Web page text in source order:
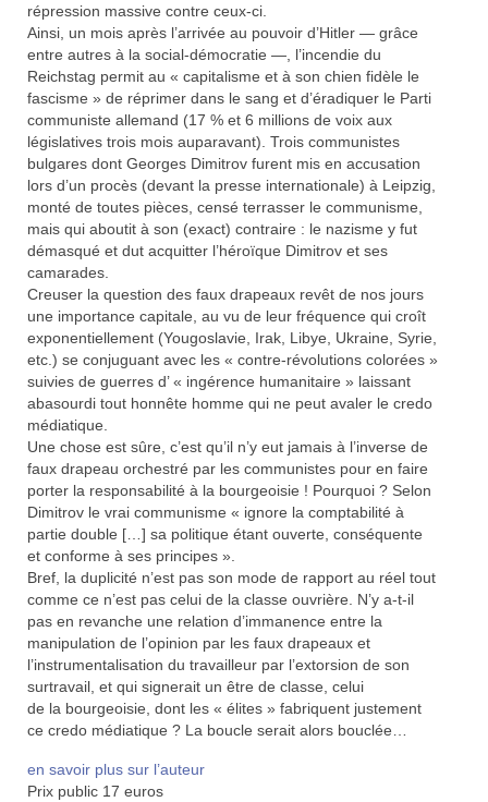
répression massive contre ceux-ci.
Ainsi, un mois après l’arrivée au pouvoir d’Hitler — grâce
entre autres à la social-démocratie —, l’incendie du
Reichstag permit au « capitalisme et à son chien fidèle le
fascisme » de réprimer dans le sang et d’éradiquer le Parti
communiste allemand (17 % et 6 millions de voix aux
législatives trois mois auparavant). Trois communistes
bulgares dont Georges Dimitrov furent mis en accusation
lors d’un procès (devant la presse internationale) à Leipzig,
monté de toutes pièces, censé terrasser le communisme,
mais qui aboutit à son (exact) contraire : le nazisme y fut
démasqué et dut acquitter l’héroïque Dimitrov et ses
camarades.
Creuser la question des faux drapeaux revêt de nos jours
une importance capitale, au vu de leur fréquence qui croît
exponentiellement (Yougoslavie, Irak, Libye, Ukraine, Syrie,
etc.) se conjuguant avec les « contre-révolutions colorées »
suivies de guerres d’ « ingérence humanitaire » laissant
abasourdi tout honnête homme qui ne peut avaler le credo
médiatique.
Une chose est sûre, c’est qu’il n’y eut jamais à l’inverse de
faux drapeau orchestré par les communistes pour en faire
porter la responsabilité à la bourgeoisie ! Pourquoi ? Selon
Dimitrov le vrai communisme « ignore la comptabilité à
partie double […] sa politique étant ouverte, conséquente
et conforme à ses principes ».
Bref, la duplicité n’est pas son mode de rapport au réel tout
comme ce n’est pas celui de la classe ouvrière. N’y a-t-il
pas en revanche une relation d’immanence entre la
manipulation de l’opinion par les faux drapeaux et
l’instrumentalisation du travailleur par l’extorsion de son
surtravail, et qui signerait un être de classe, celui
de la bourgeoisie, dont les « élites » fabriquent justement
ce credo médiatique ? La boucle serait alors bouclée…
en savoir plus sur l’auteur
Prix public 17 euros